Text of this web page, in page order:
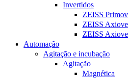
Invertidos
ZEISS
ZEISS
ZEISS
Automação
Agitação e incubação
Agitação
Magnética